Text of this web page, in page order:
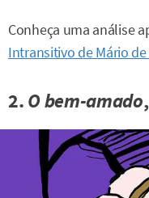
Conheça uma análise
Intransitivo de Mário
2.O bem-amado